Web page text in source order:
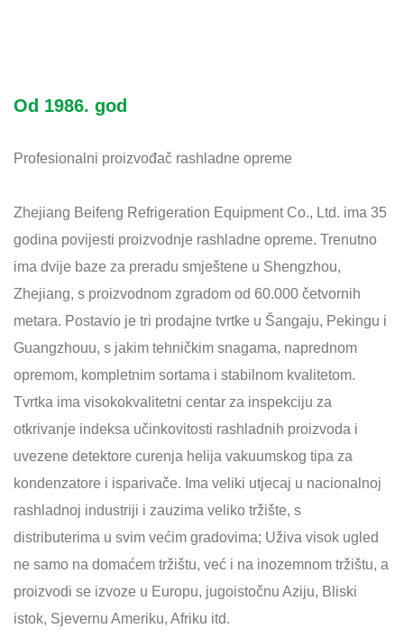
Od 1986. god
Profesionalni proizvođač rashladne opreme
Zhejiang Beifeng Refrigeration Equipment Co., Ltd. ima 35
godina povijesti proizvodnje rashladne opreme. Trenutno
ima dvije baze za preradu smještene u Shengzhou,
Zhejiang, s proizvodnom zgradom od 60.000 četvornih
metara. Postavio je tri prodajne tvrtke u Šangaju, Pekingu i
Guangzhouu, s jakim tehničkim snagama, naprednom
opremom, kompletnim sortama i stabilnom kvalitetom.
Tvrtka ima visokokvalitetni centar za inspekciju za
otkrivanje indeksa učinkovitosti rashladnih proizvoda i
uvezene detektore curenja helija vakuumskog tipa za
kondenzatore i isparivače. Ima veliki utjecaj u nacionalnoj
rashladnoj industriji i zauzima veliko tržište, s
distributerima u svim većim gradovima; Uživa visok ugled
ne samo na domaćem tržištu, već i na inozemnom tržištu, a
proizvodi se izvoze u Europu, jugoistočnu Aziju, Bliski
istok, Sjevernu Ameriku, Afriku itd.